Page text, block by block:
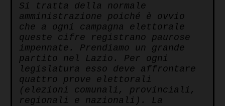
Si tratta della normale
amministrazione poiché è ovvio
che a ogni campagna elettorale
queste cifre registrano paurose
impennate. Prendiamo un grande
partito nel Lazio. Per ogni
legislatura esso deve affrontare
quattro prove elettorali
(elezioni comunali, provinciali,
regionali e nazionali). La